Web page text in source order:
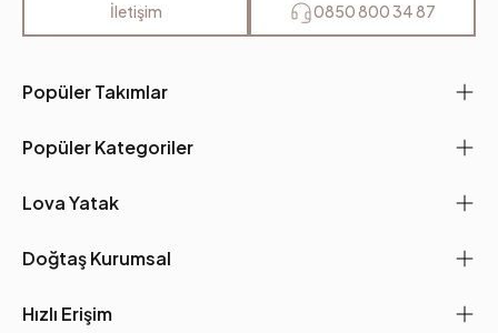
Popüler Takımlar
Popüler Kategoriler
Lova Yatak
Doğtaş Kurumsal
Hızlı Erişim
İletişim 0850 800 34 87